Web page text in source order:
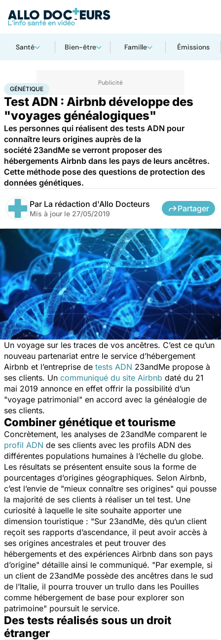
Santé Bien-être Famille Émissions
AccueilSanté Maladies Génétique
GÉNÉTIQUE
Test ADN : Airbnb développe des
"voyages généalogiques"
Les personnes qui réalisent des tests ADN pour
connaître leurs origines auprès de la
société 23andMe se verront proposer des
hébergements Airbnb dans les pays de leurs ancêtres.
Cette méthode pose des questions de protection des
données génétiques.
Par La rédaction d'Allo Docteurs
Mis à jour le 27/05/2019
Partager
Un voyage sur les traces de vos ancêtres. C’est ce qu’un
nouveau partenariat entre le service d’hébergement
Airbnb et l’entreprise de tests ADN 23andMe propose à
ses clients. Un communiqué du site Airbnb daté du 21
mai 2019 annonce en effet offrir la possibilité d’un
"voyage patrimonial" en accord avec la généalogie de
ses clients.
Combiner génétique et tourisme
Concrètement, les analyses de 23andMe comparent le
profil ADN de ses clients avec les profils ADN des
différentes populations humaines à l’échelle du globe.
Les résultats se présentent ensuite sous la forme de
pourcentages d’origines géographiques. Selon Airbnb,
c’est l’envie de "mieux connaître ses origines" qui pousse
la majorité de ses clients à réaliser un tel test. Une
curiosité à laquelle le site souhaite apporter une
dimension touristique : "Sur 23andMe, dès qu’un client
reçoit ses rapports d’ascendance, il peut avoir accès à
ses origines ancestrales et peut trouver des
hébergements et des expériences Airbnb dans son pays
d’origine" détaille ainsi le communiqué. "Par exemple, si
un client de 23andMe possède des ancêtres dans le sud
de l’Italie, il pourra trouver un trullo dans les Pouilles
comme hébergement de base pour explorer son
patrimoine" poursuit le service.
Des tests réalisés sous un droit
étranger